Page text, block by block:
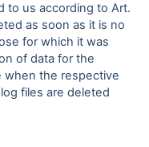
to us according to Art.
as soon as it is no
for which it was
of data for the
when the respective
files are deleted